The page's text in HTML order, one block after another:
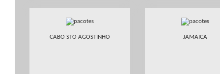
CABO STO AGOSTINHO JAMAICA